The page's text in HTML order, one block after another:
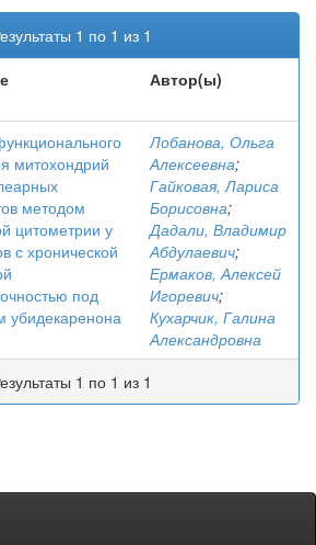
1 по 1 из 1
Автор(ы)
митохондрий
методом
цитометрии у
с хронической
под
убидекаренона
Лобанова, Ольга
Алексеевна;
Гайковая, Лариса
Борисовна;
Дадали, Владимир
Абдулаевич;
Ермаков, Алексей
Игоревич;
Кухарчик, Галина
Александровна
1 по 1 из 1